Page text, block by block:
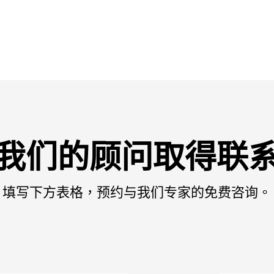
们的顾问取得联
填写下方表格，预约与我们专家的免费咨询。